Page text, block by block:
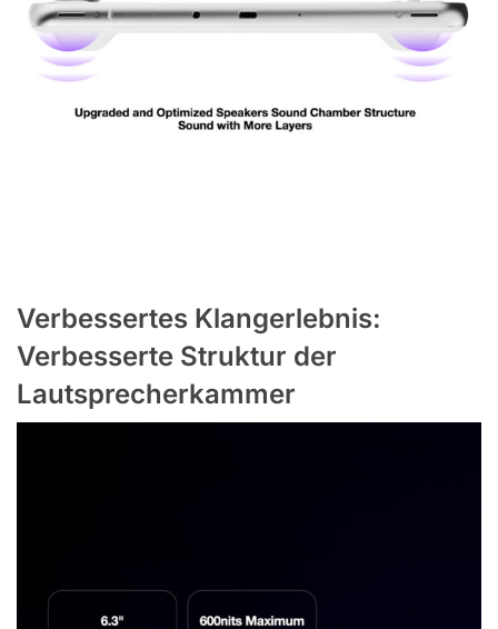
Verbessertes Klangerlebnis:
Verbesserte Struktur der
Lautsprecherkammer